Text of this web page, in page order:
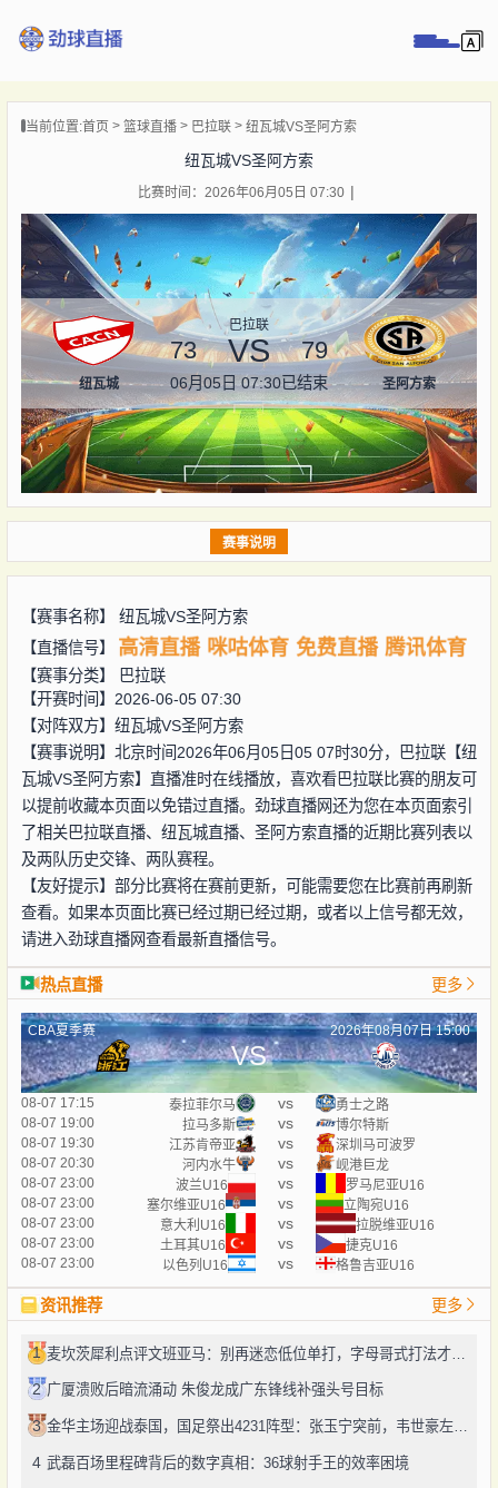
播
闻
当前位置:首页 篮球直播 巴拉联 纽瓦城VS圣阿方索
纽瓦城VS圣阿方索
比赛时间：2026年06月05日 07:30
纽瓦城
巴拉联
73 VS 79
06月05日 07:30已结束 圣阿方索
赛事说明
【赛事名称】 纽瓦城VS圣阿方索
【直播信号】
高清直播 咪咕体育 免费直播 腾讯体育
【赛事分类】
巴拉联
【开赛时间】2026-06-05 07:30
【对阵双方】 纽瓦城VS圣阿方索
【赛事说明】北京时间2026年06月05日05 07时30分，巴拉联【纽
瓦城VS圣阿方索】直播准时在线播放，喜欢看巴拉联比赛的朋友可
以提前收藏本页面以免错过直播。劲球直播网还为您在本页面索引
了相关巴拉联直播、纽瓦城直播、圣阿方索直播的近期比赛列表以
及两队历史交锋、两队赛程。
【友好提示】部分比赛将在赛前更新，可能需要您在比赛前再刷新
查看。如果本页面比赛已经过期已经过期，或者以上信号都无效，
请进入劲球直播网查看最新直播信号。
热点直播 更多
CBA夏季赛 2026年08月07日 15:00
VS
08-07 17:15 泰拉菲尔马 vs
勇士之路
08-07 19:00
拉马多斯 vs
博尔特斯
08-07 19:30
江苏肯帝亚 vs
深圳马可波罗
08-07 20:30
河内水牛 vs
岘港巨龙
08-07 23:00
波兰U16 vs
罗马尼亚U16
08-07 23:00
塞尔维亚U16 vs
立陶宛U16
08-07 23:00
意大利U16 vs
拉脱维亚U16
08-07 23:00
土耳其U16 vs
捷克U16
08-07 23:00
以色列U16 vs 格鲁吉亚U16
资讯推荐 更多
1 麦坎茨犀利点评文班亚马：别再迷恋低位单打，字母哥式打法才是未来
2 广厦溃败后暗流涌动 朱俊龙成广东锋线补强头号目标
3 金华主场迎战泰国，国足祭出4231阵型：张玉宁突前，韦世豪左路驰骋
4 武磊百场里程碑背后的数字真相：36球射手王的效率困境